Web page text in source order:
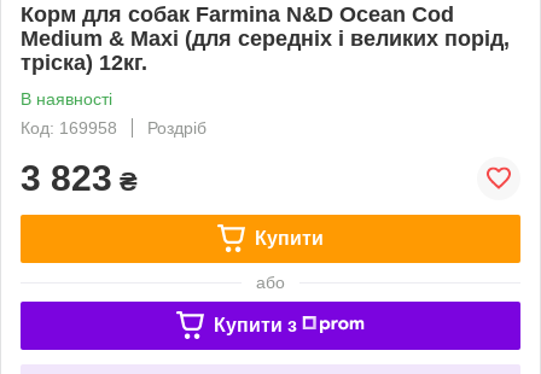
Корм для собак Farmina N&D Ocean Cod
Medium & Maxi (для середніх і великих порід,
тріска) 12кг.
В наявності
Код: 169958
Роздріб
3 823 ₴
Купити
або
Купити з